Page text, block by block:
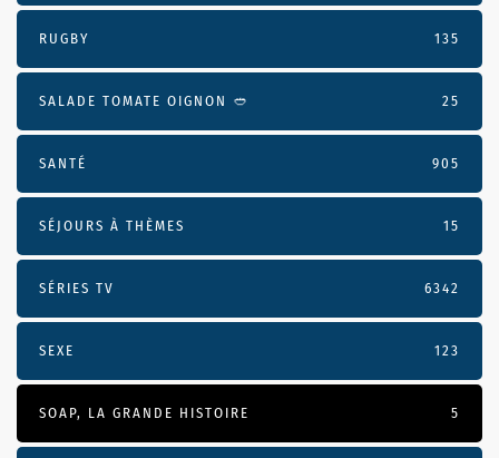
RUGBY 135
SALADE TOMATE OIGNON 🥙 25
SANTÉ 905
SÉJOURS À THÈMES 15
SÉRIES TV 6342
SEXE 123
SOAP, LA GRANDE HISTOIRE 5